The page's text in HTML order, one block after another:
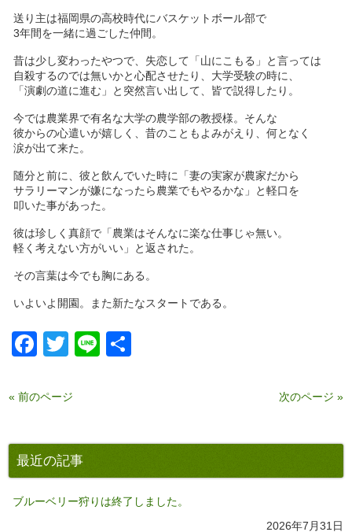
送り主は福岡県の高校時代にバスケットボール部で
3年間を一緒に過ごした仲間。
昔は少し変わったやつで、失恋して「山にこもる」と言っては
自殺するのでは無いかと心配させたり、大学受験の時に、
「演劇の道に進む」と突然言い出して、皆で説得したり。
今では農業界で有名な大学の農学部の教授様。そんな
彼からの心遣いが嬉しく、昔のこともよみがえり、何となく
涙が出て来た。
随分と前に、彼と飲んでいた時に「妻の実家が農家だから
サラリーマンが嫌になったら農業でもやるかな」と軽口を
叩いた事があった。
彼は珍しく真顔で「農業はそんなに楽な仕事じゃ無い。
軽く考えない方がいい」と返された。
その言葉は今でも胸にある。
いよいよ開園。また新たなスタートである。
Facebook
Twitter
Line
« 前のページ 次のページ »
最近の記事
ブルーベリー狩りは終了しました。
2026年7月31日